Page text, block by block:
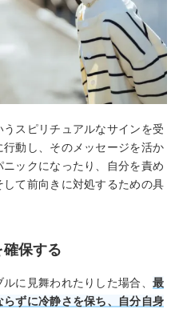
うスピリチュアルなサインを受
動し、そのメッセージを活か
ックになったり、自分を責め
て前向きに対処するための具
保する
に見舞われたりした場合、 最
ずに冷静さを保ち、自分自身